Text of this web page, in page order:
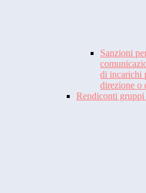
Sanzioni
di incarichi
direzione o
Rendiconti